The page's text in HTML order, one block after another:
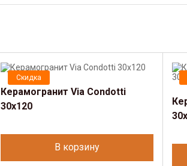
Скидка
Керамогранит Via Condotti
30х120
В корзину